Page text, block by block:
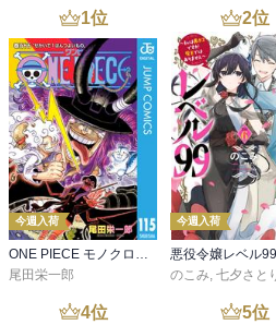
1位
今週入荷
尾田栄一郎
2位
今週入荷
のこみ 七夕さと
4位 5位